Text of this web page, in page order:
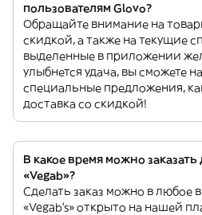
пользователям Glovo?
Обращайте внимание на
скидкой, а также на текущие
выделенные в приложении
улыбнется удача, вы сможете
специальные предложения,
доставка со скидкой!
В какое время можно
«Vegab»?
Сделать заказ можно в любое
«Vegab’s» открыто на нашей